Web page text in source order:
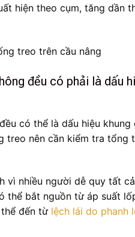
hiện theo cụm, tăng dần
đều có phải là dấu
có thể là dấu hiệu
treo nên cần kiểm tra tổng
vì nhiều người dễ quy tất
thể bắt nguồn từ áp suất
đến từ lệch lái do phanh